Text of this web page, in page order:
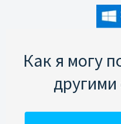
Как я могу